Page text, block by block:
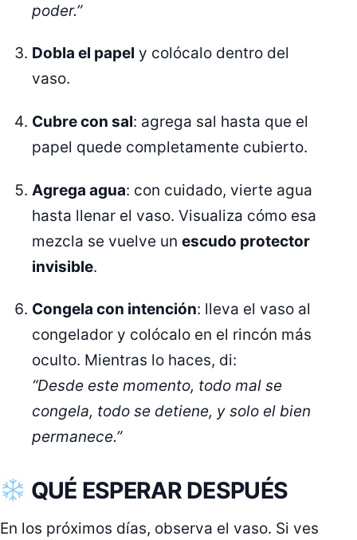
poder.”
Dobla el papel y colócalo dentro del
vaso.
Cubre con sal: agrega sal hasta que el
papel quede completamente cubierto.
Agrega agua: con cuidado, vierte agua
hasta llenar el vaso. Visualiza cómo esa
mezcla se vuelve un escudo protector
invisible.
Congela con intención: lleva el vaso al
congelador y colócalo en el rincón más
oculto. Mientras lo haces, di:
“Desde este momento, todo mal se
congela, todo se detiene, y solo el bien
permanece.”
QUÉ ESPERAR DESPUÉS
En los próximos días, observa el vaso. Si ves